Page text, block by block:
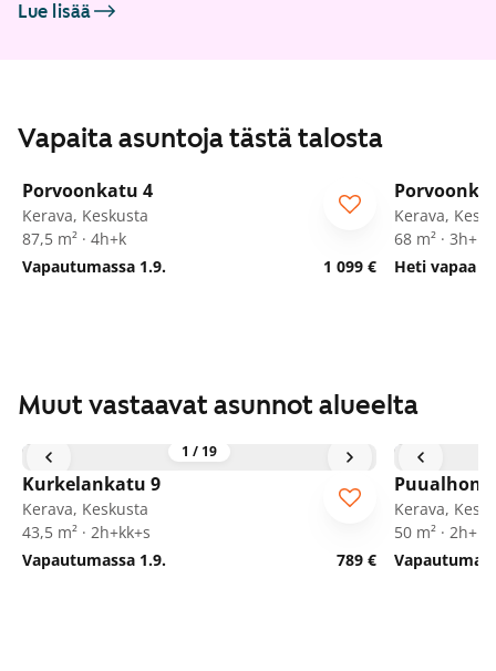
Lue lisää
Vapaita asuntoja tästä talosta
/20
Porvoonkatu 4
Kerava, Keskusta
87,5 m² · 4h+k
Vapautumassa 1.9.
1 099 €
Kerava,
68 m² · 3h+k
Heti vapaa
Muut vastaavat asunnot alueelta
1 / 19
Kurkelankatu 9
Kerava, Keskusta
43,5 m² · 2h+kk+s
Vapautumassa 1.9.
789 €
Kerava,
50 m² · 2h+k